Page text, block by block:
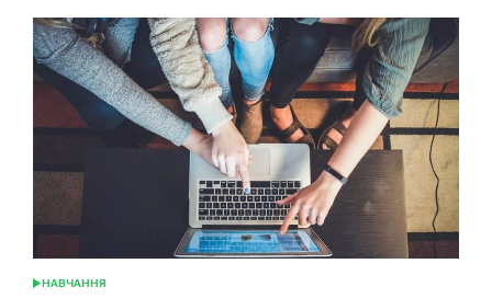
ОПУБЛІКУВАТИ
НАВЧАННЯ